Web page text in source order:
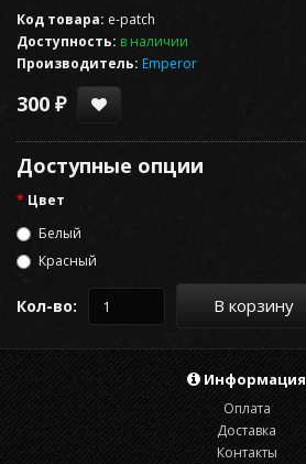
Код товара: e-patch
Доступность: в наличии
Производитель: Emperor
300 ₽
Доступные опции
Цвет
Белый
Красный
Кол-во: В корзину
Информация
Оплата
Доставка
Контакты